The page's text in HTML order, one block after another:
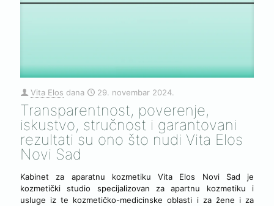
Vita Elos dana 29. novembar 2024.
Transparentnost, poverenje,
iskustvo, stručnost i garantovani
rezultati su ono što nudi Vita Elos
Novi Sad
Kabinet za aparatnu kozmetiku Vita Elos Novi Sad je
kozmetički studio specijalizovan za apartnu kozmetiku i
usluge iz te kozmetičko-medicinske oblasti i za žene i za